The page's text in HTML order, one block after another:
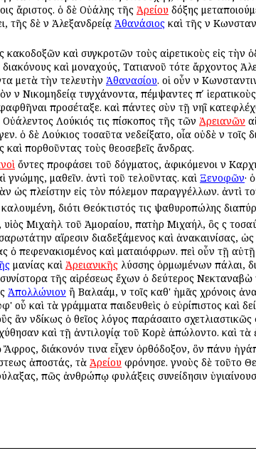
ἄριστος. ὁ δὲ Οὐάλης τῆς Ἀρείου δόξης
τῆς δὲ ἐν Ἀλεξανδρείᾳ Ἀθανάσιος καὶ τῆς ἐν
καὶ συγκροτῶν τοὺς αἱρετικοὺς εἰς τὴν
καὶ μοναχούς, Τατιανοῦ τότε ἄρχοντος
μετὰ τὴν τελευτὴν Ἀθανασίου. οἱ οὖν ἐν
ἐν Νικομηδείᾳ τυγχάνοντα, πέμψαντες πʹ
προσέταξε. καὶ πάντες σὺν τῇ νηῒ
Λούκιός τις ἐπίσκοπος τῆς τῶν Ἀρειανῶν
ὁ δὲ Λούκιος τοσαῦτα ἐνεδείξατο, οἷα οὐδὲ ἐν τοῖς
πορθοῦντας τοὺς θεοσεβεῖς ἄνδρας.
ὄντες προφάσει τοῦ δόγματος, ἀφικόμενοι ἐν
γνώμης, μαθεῖν. ἀντὶ τοῦ τελοῦντας. καὶ Ξενοφῶν·
ὡς πλείστην εἰς τὸν πόλεμον παραγγέλλων. ἀντὶ
καλουμένη, διότι Θεόκτιστός τις ψαθυροπώλης
Μιχαὴλ τοῦ Ἀμοραίου, πατὴρ Μιχαήλ, ὃς ἐς
αἵρεσιν διαδεξάμενος καὶ ἀνακαινίσας, ὡς
ὁ πεφενακισμένος καὶ ματαιόφρων. ἐπεὶ οὖν τῇ
μανίας καὶ Ἀρειανικῆς λύσσης ὁρμωμένων πάλαι,
τῆς αἱρέσεως ἔχων ὁ δεύτερος Νεκταναβὼ
Ἀπολλώνιον ἢ Βαλαάμ, ἐν τοῖς καθ' ἡμᾶς χρόνοις
οὗ καὶ τὰ γράμματα παιδευθεὶς ὁ εὐρίπιστος καὶ
ἂν ἐνδίκως ὁ θεῖος λόγος ἐπαράσαιτο
καὶ τῇ ἀντιλογίᾳ τοῦ Κορὲ ἀπώλοντο. καὶ τὰ
Ἄφρος, διάκονόν τινα εἶχεν ὀρθόδοξον, ὃν πάνυ
ἀποστάς, τὰ Ἀρείου ἐφρόνησε. γνοὺς δὲ τοῦτο
πῶς ἀνθρώπῳ φυλάξεις συνείδησιν